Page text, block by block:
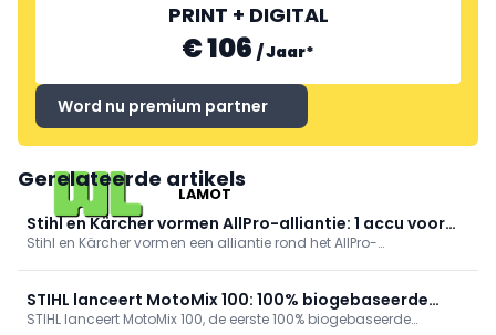
LAMOT
PRINT + DIGITAL
€ 106 /Jaar*
Word nu premium partner
Gerelateerde artikels
Stihl en Kärcher vormen AllPro-alliantie: 1 accu voor
120 pro-apparaten
Stihl en Kärcher vormen een alliantie rond het AllPro-
levert het accusysteem; Kärcher ontwikkelt apparaten. Eerste
producten in 2027.
STIHL lanceert MotoMix 100: 100% biogebaseerde
brandstof, 60% minder CO₂
STIHL lanceert MotoMix 100, de eerste 100% biogebaseerde